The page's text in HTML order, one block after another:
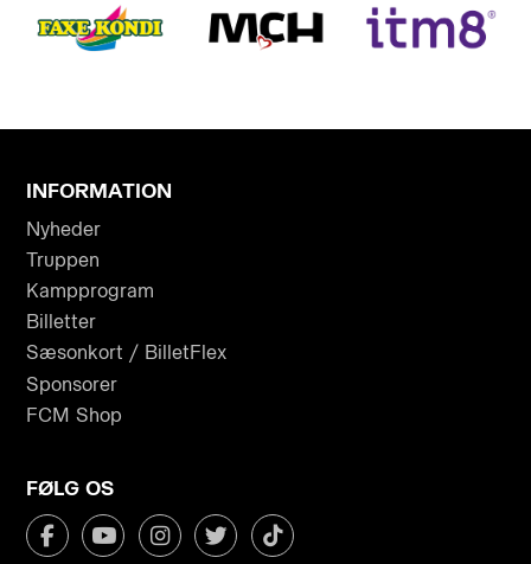
INFORMATION
Nyheder
Truppen
Kampprogram
Billetter
Sæsonkort / BilletFlex
Sponsorer
FCM Shop
FØLG OS